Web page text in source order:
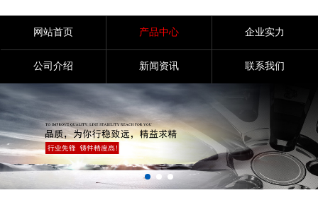
网站首页 产品中心 企业实力
公司介绍 新闻资讯 联系我们